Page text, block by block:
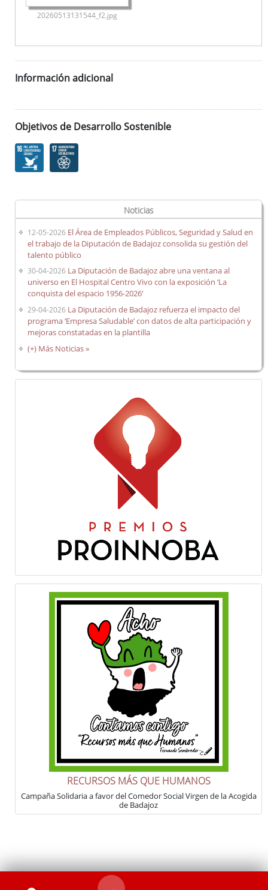
20260513131544_f2.jpg
Información adicional
Objetivos de Desarrollo Sostenible
Noticias
12-05-2026 El Área de Empleados Públicos, Seguridad y Salud en
el trabajo de la Diputación de Badajoz consolida su gestión del
talento público
30-04-2026 La Diputación de Badajoz abre una ventana al
universo en El Hospital Centro Vivo con la exposición ‘La
conquista del espacio 1956-2026’
29-04-2026 La Diputación de Badajoz refuerza el impacto del
programa ‘Empresa Saludable’ con datos de alta participación y
mejoras constatadas en la plantilla
(+) Más Noticias »
RECURSOS MÁS QUE HUMANOS
Campaña Solidaria a favor del Comedor Social Virgen de la Acogida
de Badajoz